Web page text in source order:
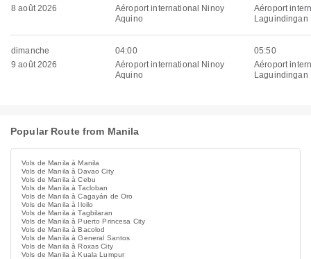
8 août 2026
Aéroport international Ninoy
Aquino
Aéroport
Laguindingan
dimanche
9 août 2026
04:00
Aéroport international Ninoy
Aquino
05:50
Aéroport
Laguindingan
Popular Route from Manila
Vols de Manila à Manila
Vols de Manila à Davao City
Vols de Manila à Cebu
Vols de Manila à Tacloban
Vols de Manila à Cagayán de Oro
Vols de Manila à Iloilo
Vols de Manila à Tagbilaran
Vols de Manila à Puerto Princesa City
Vols de Manila à Bacolod
Vols de Manila à General Santos
Vols de Manila à Roxas City
Vols de Manila à Kuala Lumpur